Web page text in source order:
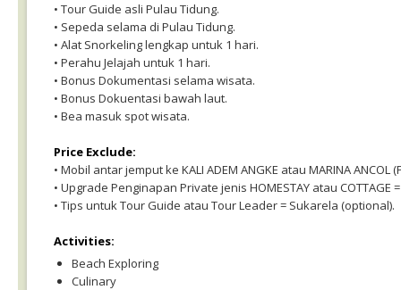
• Tour Guide asli Pulau Tidung.
• Sepeda selama di Pulau Tidung.
• Alat Snorkeling lengkap untuk 1 hari.
• Perahu Jelajah untuk 1 hari.
• Bonus Dokumentasi selama wisata.
• Bonus Dokuentasi bawah laut.
• Bea masuk spot wisata.
Price Exclude:
• Mobil antar jemput ke KALI ADEM ANGKE atau MARINA ANCOL
• Upgrade Penginapan Private jenis HOMESTAY atau COTTAGE
• Tips untuk Tour Guide atau Tour Leader = Sukarela (optional).
Activities:
Beach Exploring
Culinary